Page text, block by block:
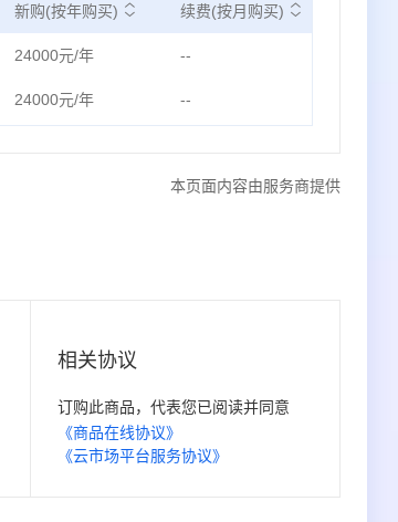
新购(按年购买) 续费(按月购买)
24000元/年 --
24000元/年 --
本页面内容由服务商提供
相关协议
订购此商品，代表您已阅读并同意
《商品在线协议》
《云市场平台服务协议》